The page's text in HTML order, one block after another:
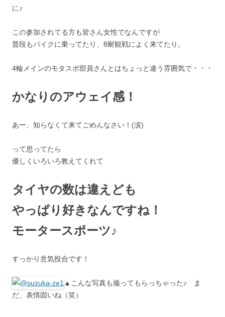
に♪
この参加されてる方も皆さん女性でなんですが
普段もバイクに乗ってたり、8耐観戦によく来てたり。
4輪メインのモタスポ部員さんとはちょっと違う雰囲気で・・・
かなりのアウェイ感！
あー、知らなくて来てごめんなさい！(涙)
って思ってたら
優しくいろいろ教えてくれて
タイヤの数は違えども
やっぱり好きなんですね！
モータースポーツ♪
すっかり意気投合です！
▲こんな写真も撮ってもらっちゃった♪ ま
だ、表情固いね（笑）